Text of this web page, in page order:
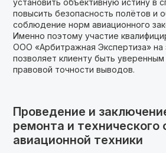
установить объективную истину в
повысить безопасность полётов и
соблюдение норм авиационного
Именно поэтому участие
ООО «Арбитражная Экспертиза» на
позволяет клиенту быть уверенным
правовой точности выводов.
Проведение и
ремонта и технического
авиационной техники